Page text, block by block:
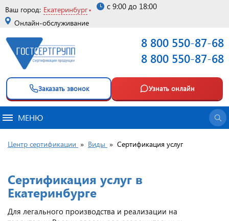
Ваш город: Екатеринбург
Онлайн-обслуживание
с 9:00 до 18:00
8 800 550-87-68
8 800 550-87-68
Заказать звонок Узнать онлайн
МЕНЮ
Центр сертификации » Виды » Сертификация услуг
Сертификация услуг в
Екатеринбурге
Для легального производства и реализации на